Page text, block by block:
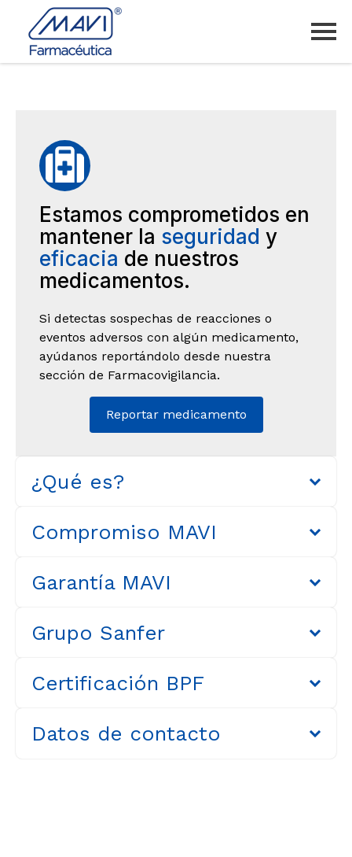
Estamos comprometidos en
mantener la seguridad y
eficacia de nuestros
medicamentos.
Si detectas sospechas de reacciones o
eventos adversos con algún medicamento,
ayúdanos reportándolo desde nuestra
sección de Farmacovigilancia.
Reportar medicamento
¿Qué es?
Compromiso MAVI
Garantía MAVI
Grupo Sanfer
Certificación BPF
Datos de contacto